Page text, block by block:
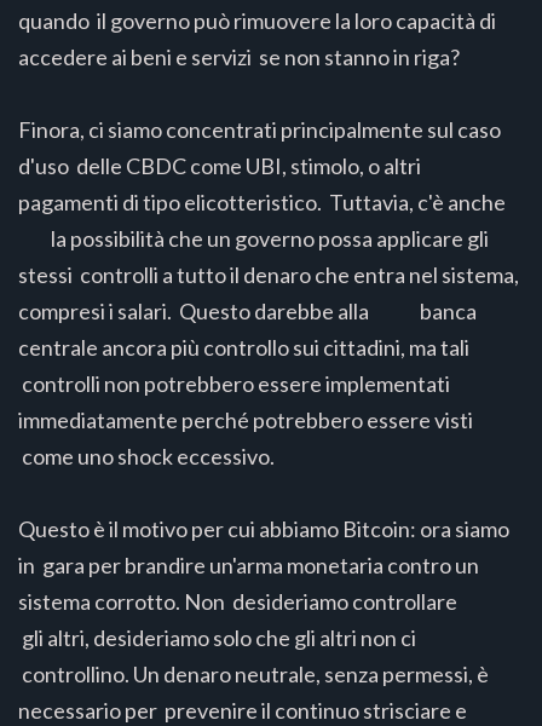
quando il governo può rimuovere la loro capacità di
accedere ai beni e servizi se non stanno in riga?
Finora, ci siamo concentrati principalmente sul caso
d'uso delle CBDC come UBI, stimolo, o altri
pagamenti di tipo elicotteristico. Tuttavia, c'è anche
la possibilità che un governo possa applicare gli
stessi controlli a tutto il denaro che entra nel sistema,
compresi i salari. Questo darebbe alla banca
centrale ancora più controllo sui cittadini, ma tali
controlli non potrebbero essere implementati
immediatamente perché potrebbero essere visti
come uno shock eccessivo.
Questo è il motivo per cui abbiamo Bitcoin: ora siamo
in gara per brandire un'arma monetaria contro un
sistema corrotto. Non desideriamo controllare
gli altri, desideriamo solo che gli altri non ci
controllino. Un denaro neutrale, senza permessi, è
necessario per prevenire il continuo strisciare e